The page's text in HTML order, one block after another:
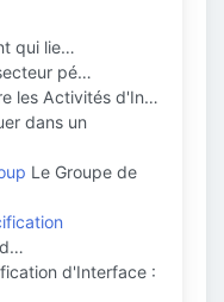
qui lie…
pé…
les Activités d'In…
dans un
Le Groupe de
d'Interface :